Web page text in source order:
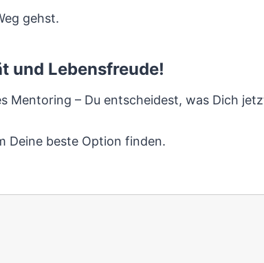
gehst.
und Lebensfreude!
Mentoring – Du entscheidest, was Dich
Deine beste Option finden.